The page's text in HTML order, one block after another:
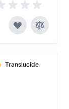
Translucide